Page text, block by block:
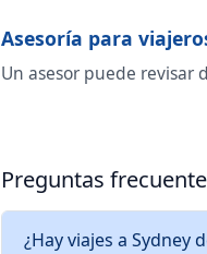
Asesoría para
Un asesor puede revisar
Preguntas
¿Hay viajes a Sydney